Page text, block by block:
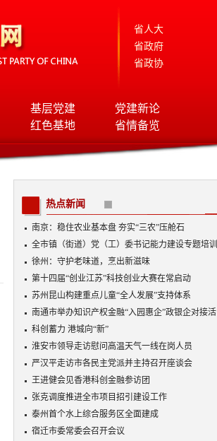
省人大
省政府
省政协
基层党建
党建新论
红色基地 省情备览
热点新闻
南京：稳住农业基本盘 夯实“三农”压舱石
全市镇（街道）党（工）委书记能力建设专题培训
班开班
徐州：守护老味道，烹出新滋味
第十四届“创业江苏”科技创业大赛在常启动
苏州昆山构建重点儿童“全人发展”支持体系
南通市举办知识产权金融“入园惠企”政银企对接活
动
科创蓄力 港城向“新”
淮安市领导走访慰问高温天气一线在岗人员
严汉平走访市各民主党派并主持召开座谈会
王进健会见香港科创金融参访团
张克调度推进全市项目招引建设工作
泰州首个水上综合服务区全面建成
宿迁市委常委会召开会议